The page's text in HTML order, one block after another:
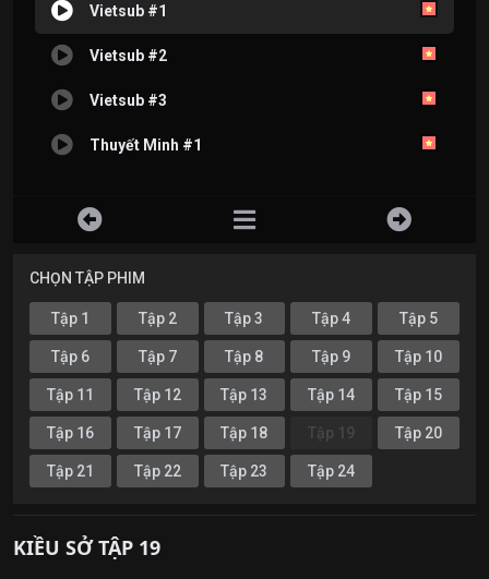
Vietsub #1
Vietsub #2
Vietsub #3
Thuyết Minh #1
CHỌN TẬP PHIM
Tập 1 Tập 2 Tập 3 Tập 4 Tập 5
Tập 6 Tập 7 Tập 8 Tập 9 Tập 10
Tập 11 Tập 12 Tập 13 Tập 14 Tập 15
Tập 16 Tập 17 Tập 18 Tập 19 Tập 20
Tập 21 Tập 22 Tập 23 Tập 24
KIỀU SỞ TẬP 19